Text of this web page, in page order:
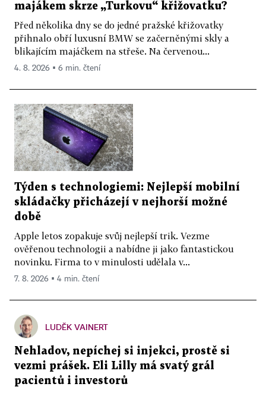
majákem skrze „Turkovu“ křižovatku?
Před několika dny se do jedné pražské křižovatky
přihnalo obří luxusní BMW se začerněnými skly a
blikajícím majáčkem na střeše. Na červenou...
4. 8. 2026 ▪ 6 min. čtení
Týden s technologiemi: Nejlepší mobilní
skládačky přicházejí v nejhorší možné
době
Apple letos zopakuje svůj nejlepší trik. Vezme
ověřenou technologii a nabídne ji jako fantastickou
novinku. Firma to v minulosti udělala v...
7. 8. 2026 ▪ 4 min. čtení
LUDĚK VAINERT
Nehladov, nepíchej si injekci, prostě si
vezmi prášek. Eli Lilly má svatý grál
pacientů i investorů